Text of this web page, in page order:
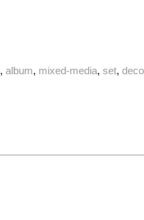
album mixed-media set